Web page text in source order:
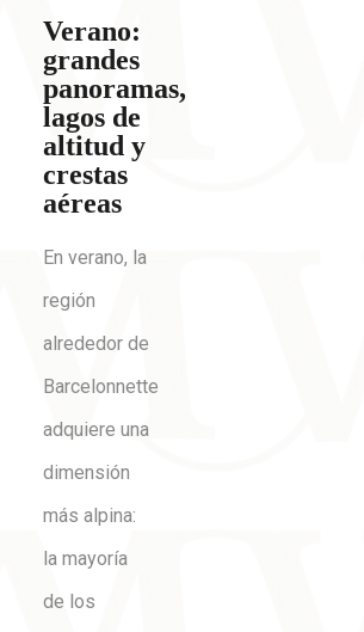
Verano:
grandes
panoramas,
lagos de
altitud y
crestas
aéreas
En verano, la
región
alrededor de
Barcelonnette
adquiere una
dimensión
más alpina:
la mayoría
de los